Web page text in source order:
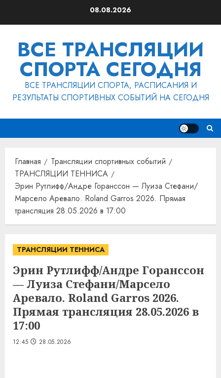
08.08.2026
ВСЕ ТРАНСЛЯЦИИ
СПОРТА СЕГОДНЯ
ВСЕ ТРАНСЛЯЦИИ СПОРТА, РАСПИСАНИЯ И
РЕЗУЛЬТАТЫ СПОРТИВНЫХ СОБЫТИЙ НА СЕГОДНЯ
Главная
Трансляции спортивных событий
ТРАНСЛЯЦИИ ТЕННИСА
Эрин Рутлифф/Андре Горанссон — Луиза Стефани/
Марсело Аревало. Roland Garros 2026. Прямая
трансляция 28.05.2026 в 17:00
ТРАНСЛЯЦИИ ТЕННИСА
Эрин Рутлифф/Андре Горанссон
— Луиза Стефани/Марсело
Аревало. Roland Garros 2026.
Прямая трансляция 28.05.2026 в
17:00
12:45 28.05.2026